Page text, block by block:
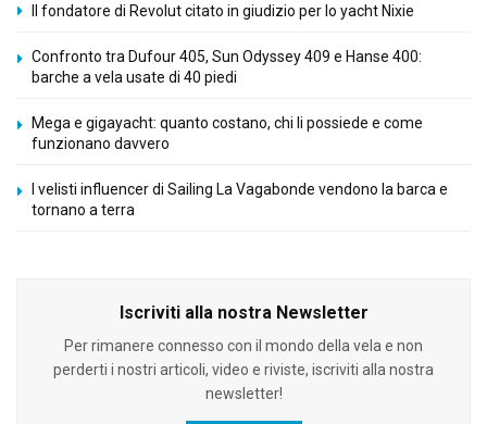
Il fondatore di Revolut citato in giudizio per lo yacht Nixie
Confronto tra Dufour 405, Sun Odyssey 409 e Hanse 400:
barche a vela usate di 40 piedi
Mega e gigayacht: quanto costano, chi li possiede e come
funzionano davvero
I velisti influencer di Sailing La Vagabonde vendono la barca e
tornano a terra
Iscriviti alla nostra Newsletter
Per rimanere connesso con il mondo della vela e non
perderti i nostri articoli, video e riviste, iscriviti alla nostra
newsletter!